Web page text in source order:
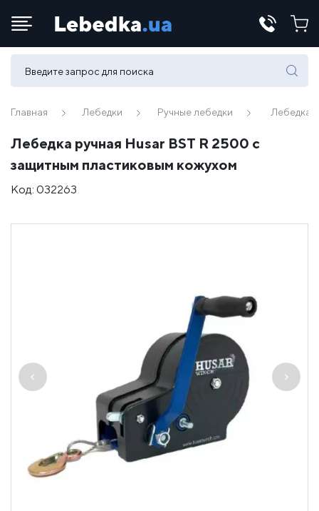
Телефоны:
(067) 430 82-15
Главная Лебедки Ручные лебедки Лебедка
Лебедка ручная Husar BST R 2500 с
защитным пластиковым кожухом
Код: 032263